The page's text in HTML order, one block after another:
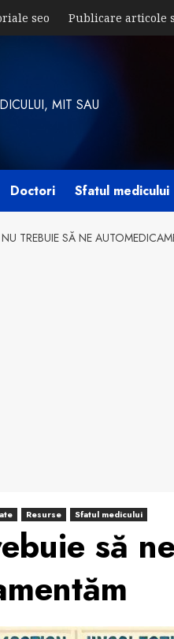
seo Publicare articole
MIT SAU
Doctori Sfatul medicului
TREBUIE SĂ NE
Resurse Sfatul medicului
să ne